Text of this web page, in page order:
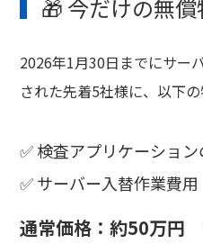
🎁 今だけの無償
2026年1月30日までにサー
された先着5社様に、以下
✅ 検査アプリケーショ
✅ サーバー入替作業費用
通常価格：約50万円